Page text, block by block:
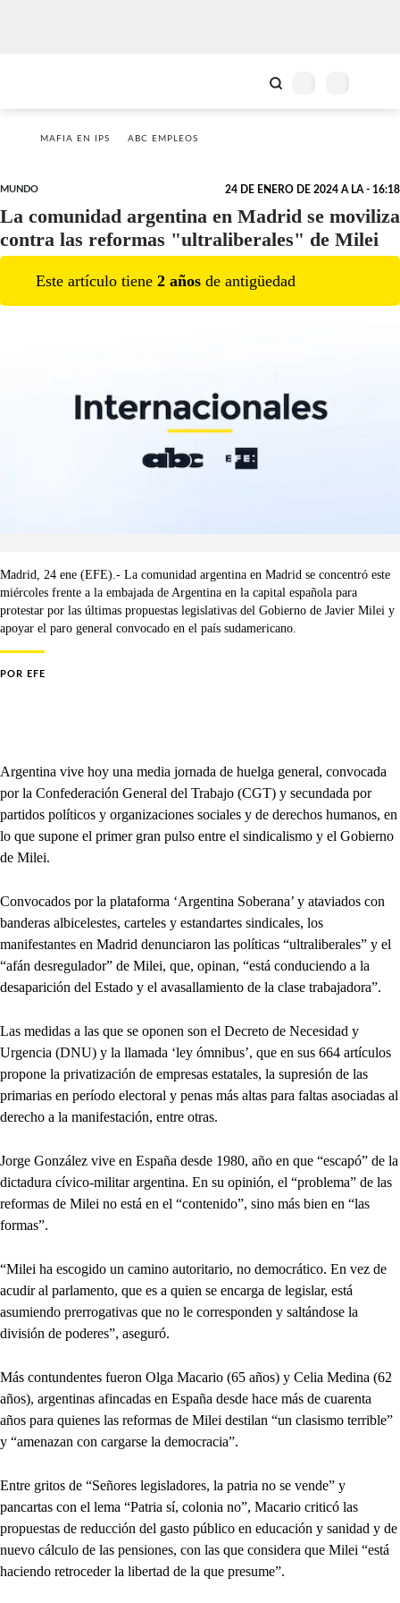
MAFIA EN IPS ABC EMPLEOS
MUNDO 24 DE ENERO DE 2024 A LA - 16:18
La comunidad argentina en Madrid se moviliza
contra las reformas "ultraliberales" de Milei
Este artículo tiene 2 años de antigüedad
Madrid, 24 ene (EFE).- La comunidad argentina en Madrid se concentró este
miércoles frente a la embajada de Argentina en la capital española para
protestar por las últimas propuestas legislativas del Gobierno de Javier Milei y
apoyar el paro general convocado en el país sudamericano.
POR EFE
Argentina vive hoy una media jornada de huelga general, convocada
por la Confederación General del Trabajo (CGT) y secundada por
partidos políticos y organizaciones sociales y de derechos humanos, en
lo que supone el primer gran pulso entre el sindicalismo y el Gobierno
de Milei.
Convocados por la plataforma ‘Argentina Soberana’ y ataviados con
banderas albicelestes, carteles y estandartes sindicales, los
manifestantes en Madrid denunciaron las políticas “ultraliberales” y el
“afán desregulador” de Milei, que, opinan, “está conduciendo a la
desaparición del Estado y el avasallamiento de la clase trabajadora”.
Las medidas a las que se oponen son el Decreto de Necesidad y
Urgencia (DNU) y la llamada ‘ley ómnibus’, que en sus 664 artículos
propone la privatización de empresas estatales, la supresión de las
primarias en período electoral y penas más altas para faltas asociadas al
derecho a la manifestación, entre otras.
Jorge González vive en España desde 1980, año en que “escapó” de la
dictadura cívico-militar argentina. En su opinión, el “problema” de las
reformas de Milei no está en el “contenido”, sino más bien en “las
formas”.
“Milei ha escogido un camino autoritario, no democrático. En vez de
acudir al parlamento, que es a quien se encarga de legislar, está
asumiendo prerrogativas que no le corresponden y saltándose la
división de poderes”, aseguró.
Más contundentes fueron Olga Macario (65 años) y Celia Medina (62
años), argentinas afincadas en España desde hace más de cuarenta
años para quienes las reformas de Milei destilan “un clasismo terrible”
y “amenazan con cargarse la democracia”.
Entre gritos de “Señores legisladores, la patria no se vende” y
pancartas con el lema “Patria sí, colonia no”, Macario criticó las
propuestas de reducción del gasto público en educación y sanidad y de
nuevo cálculo de las pensiones, con las que considera que Milei “está
haciendo retroceder la libertad de la que presume”.